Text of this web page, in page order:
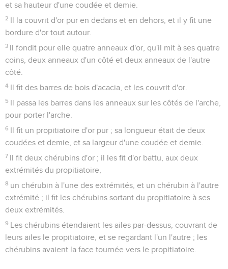
et sa hauteur d'une coudée et demie.
2 Il la couvrit d'or pur en dedans et en dehors, et il y fit une
bordure d'or tout autour.
3 Il fondit pour elle quatre anneaux d'or, qu'il mit à ses quatre
coins, deux anneaux d'un côté et deux anneaux de l'autre
côté.
4 Il fit des barres de bois d'acacia, et les couvrit d'or.
5 Il passa les barres dans les anneaux sur les côtés de l'arche,
pour porter l'arche.
6 Il fit un propitiatoire d'or pur ; sa longueur était de deux
coudées et demie, et sa largeur d'une coudée et demie.
7 Il fit deux chérubins d'or ; il les fit d'or battu, aux deux
extrémités du propitiatoire,
8 un chérubin à l'une des extrémités, et un chérubin à l'autre
extrémité ; il fit les chérubins sortant du propitiatoire à ses
deux extrémités.
9 Les chérubins étendaient les ailes par-dessus, couvrant de
leurs ailes le propitiatoire, et se regardant l'un l'autre ; les
chérubins avaient la face tournée vers le propitiatoire.